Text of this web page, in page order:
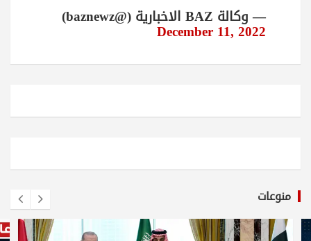
— وكالة BAZ الاخبارية (@baznewz)
December 11, 2022
منوعات